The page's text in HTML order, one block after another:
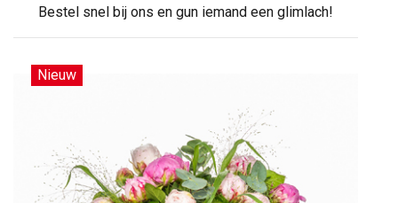
Bestel snel bij ons en gun iemand een glimlach!
Nieuw